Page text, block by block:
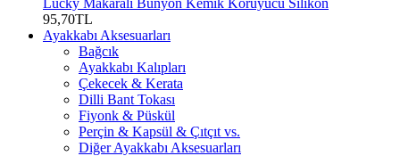
Lucky Makaralı Bunyon Kemik Koruyucu Silikon
95,70TL
Ayakkabı Aksesuarları
Bağcık
Ayakkabı Kalıpları
Çekecek & Kerata
Dilli Bant Tokası
Fiyonk & Püskül
Perçin & Kapsül & Çıtçıt vs.
Diğer Ayakkabı Aksesuarları